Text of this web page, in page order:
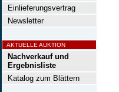
Einlieferungsvertrag
Newsletter
AKTUELLE AUKTION
Nachverkauf und
Ergebnisliste
Katalog zum Blättern